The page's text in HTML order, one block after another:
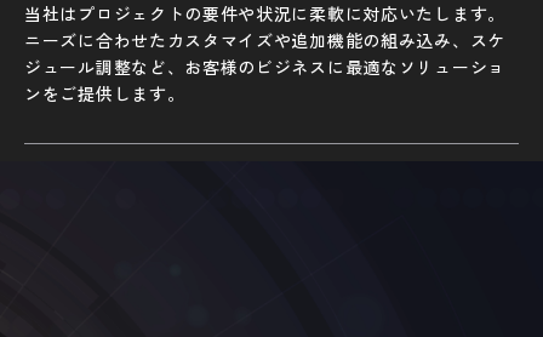
当社はプロジェクトの要件や状況に柔軟に対応いたします。
ニーズに合わせたカスタマイズや追加機能の組み込み、スケ
ジュール調整など、お客様のビジネスに最適なソリューショ
ンをご提供します。